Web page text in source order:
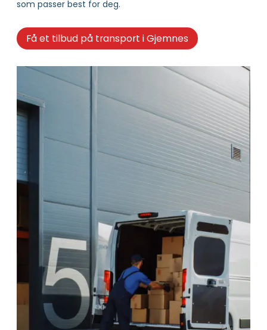
som passer best for deg.
Få et tilbud på transport i Gjemnes